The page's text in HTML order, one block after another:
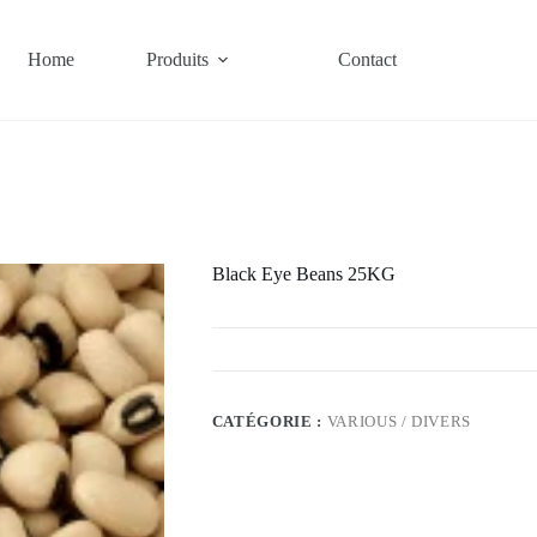
Home Produits Contact
Black Eye Beans 25KG
CATÉGORIE : VARIOUS / DIVERS